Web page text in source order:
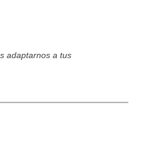
adaptarnos a tus